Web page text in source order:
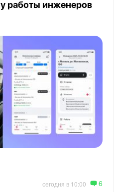
работы инженеров
сегодня в 10:00 6